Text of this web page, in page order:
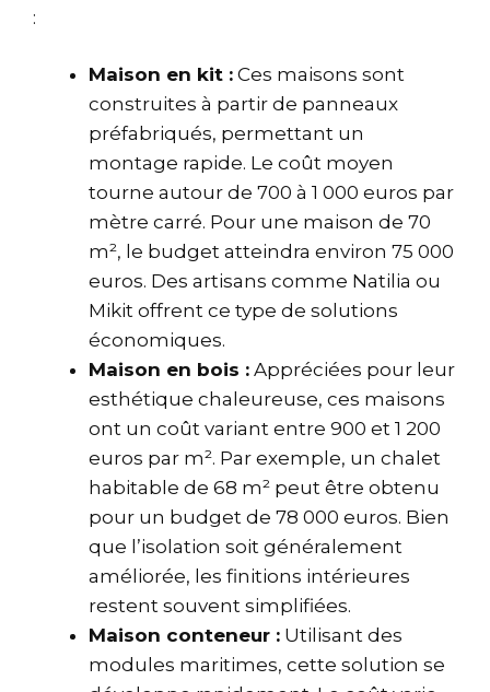
:
Maison en kit : Ces maisons sont
construites à partir de panneaux
préfabriqués, permettant un
montage rapide. Le coût moyen
tourne autour de 700 à 1 000 euros par
mètre carré. Pour une maison de 70
m², le budget atteindra environ 75 000
euros. Des artisans comme Natilia ou
Mikit offrent ce type de solutions
économiques.
Maison en bois : Appréciées pour leur
esthétique chaleureuse, ces maisons
ont un coût variant entre 900 et 1 200
euros par m². Par exemple, un chalet
habitable de 68 m² peut être obtenu
pour un budget de 78 000 euros. Bien
que l’isolation soit généralement
améliorée, les finitions intérieures
restent souvent simplifiées.
Maison conteneur : Utilisant des
modules maritimes, cette solution se